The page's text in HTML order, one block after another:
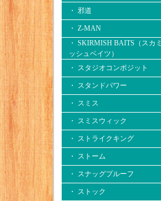
・ 邪道
・ Z-MAN
・ SKIRMISH BAITS（スカミ
ッシュベイツ）
・ スタジオコンポジット
・ スタンドパワー
・ スミス
・ スミスウィック
・ ストライクキング
・ ストーム
・ スナッグプルーフ
・ ストック